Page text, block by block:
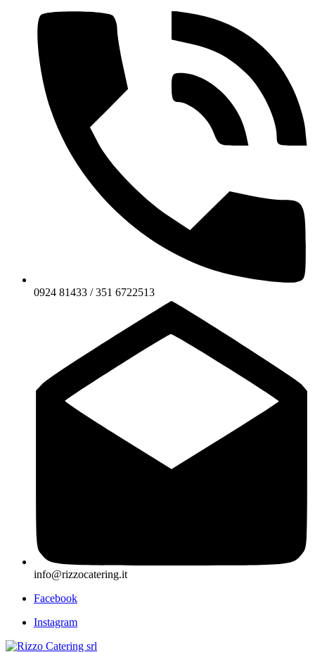
0924 81433 / 351 6722513
info@rizzocatering.it
Facebook
Instagram